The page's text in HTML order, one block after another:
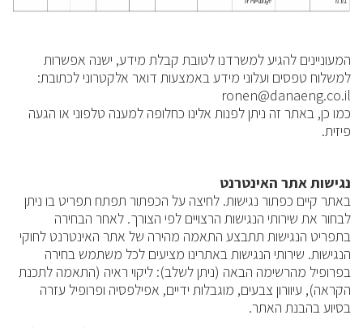
המעוניינים להגיע למשרדנו לטובת קבלת מידע, ישנה אפשרות
למשלוח טפסים ועלוני מידע באמצעות דואר אלקטרוני לכתובת:
ronen@danaeng.co.il
כמו כן, באתר זה ניתן לפנות אלינו כחלופה למענה טלפוני או הגעה
פיזית.
נגישות אתר האינטרנט
באתר קיים כפתור נגישות. לחיצה על הכפתור תפתח תפריט בו ניתן
לבחור את שירותי הנגישות הרצויים לפי הצורך. לאחר הבחירה
בתפריט הנגישות תתבצע התאמה מהירה של אתר האינטרנט לחוקי
הנגישות. שירותי הנגישות באתרינו מציעים לכל משתמש בחירה
בפרופיל מהרשימה הבאה (ניתן לשלב): ליקוי ראיה (התאמה לתכנת
הקראה), עיוורון צבעים, מוגבלות ידיים, אפילפסיה ופרופיל עזרה
בסיוע בהבנת האתר.